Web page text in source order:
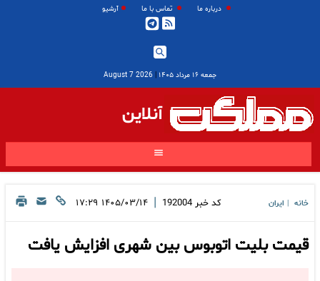
درباره ما تماس با ما آرشیو
جمعه ۱۶ مرداد ۱۴۰۵ |
2026 August 7
آنلاین
خانه ایران کد خبر 192004
| ۱۴۰۵/۰۳/۱۴ ۱۷:۲۹
قیمت بلیت اتوبوس بین شهری افزایش یافت